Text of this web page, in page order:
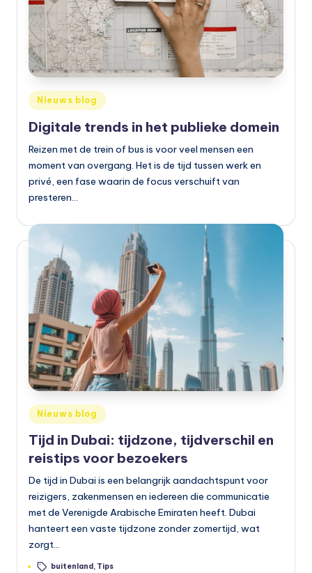
Geplaatst
in
Nieuws blog
Digitale trends in het publieke domein
Reizen met de trein of bus is voor veel mensen een
moment van overgang. Het is de tijd tussen werk en
privé, een fase waarin de focus verschuift van
presteren…
Geplaatst
in
Nieuws blog
Tijd in Dubai: tijdzone, tijdverschil en
reistips voor bezoekers
De tijd in Dubai is een belangrijk aandachtspunt voor
reizigers, zakenmensen en iedereen die communicatie
met de Verenigde Arabische Emiraten heeft. Dubai
hanteert een vaste tijdzone zonder zomertijd, wat
zorgt…
Tags: buitenland , Tips